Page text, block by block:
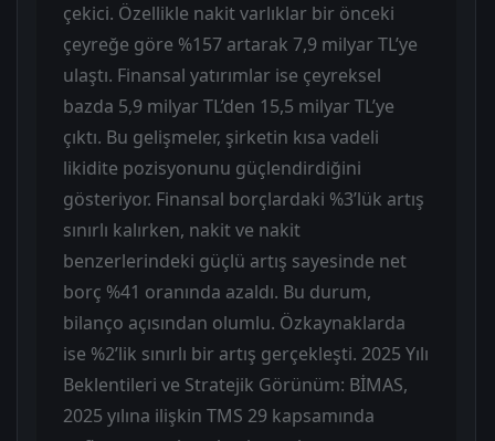
çekici. Özellikle nakit varlıklar bir önceki
çeyreğe göre %157 artarak 7,9 milyar TL’ye
ulaştı. Finansal yatırımlar ise çeyreksel
bazda 5,9 milyar TL’den 15,5 milyar TL’ye
çıktı. Bu gelişmeler, şirketin kısa vadeli
likidite pozisyonunu güçlendirdiğini
gösteriyor. Finansal borçlardaki %3’lük artış
sınırlı kalırken, nakit ve nakit
benzerlerindeki güçlü artış sayesinde net
borç %41 oranında azaldı. Bu durum,
bilanço açısından olumlu. Özkaynaklarda
ise %2’lik sınırlı bir artış gerçekleşti. 2025 Yılı
Beklentileri ve Stratejik Görünüm: BİMAS,
2025 yılına ilişkin TMS 29 kapsamında